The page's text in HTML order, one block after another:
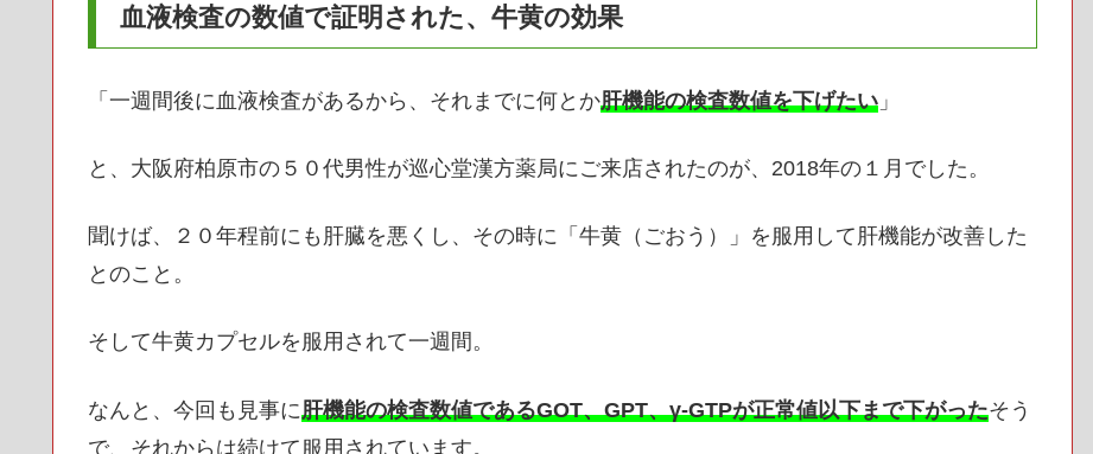
血液検査の数値で証明された、牛黄の効果
「一週間後に血液検査があるから、それまでに何とか肝機能の検査数値を下げたい 」
と、大阪府柏原市の５０代男性が巡心堂漢方薬局にご来店されたのが、2018年の１月でした。
聞けば、２０年程前にも肝臓を悪くし、その時に「牛黄（ごおう）」を服用して肝機能が改善した
とのこと。
そして牛黄カプセルを服用されて一週間。
なんと、今回も見事に肝機能の検査数値であるGOT、GPT、γ-GTPが正常値以下まで下がったそう
で、それからは続けて服用されています。